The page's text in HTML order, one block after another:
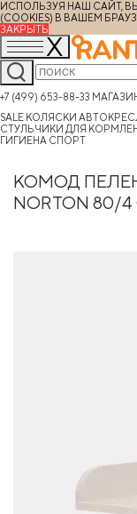
ИСПОЛЬЗУЯ НАШ САЙТ,
(COOKIES) В ВАШЕМ
ЗАКРЫТЬ
+7 (499) 653-88-33
SALE КОЛЯСКИ
СТУЛЬЧИКИ ДЛЯ
ГИГИЕНА СПОРТ
КОМОД
NORTON 80/